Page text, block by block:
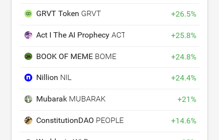
GRVT Token GRVT +26.5%
Act I The AI Prophecy ACT +25.8%
BOOK OF MEME BOME +24.8%
Nillion NIL +24.4%
Mubarak MUBARAK +21%
ConstitutionDAO PEOPLE +14.6%